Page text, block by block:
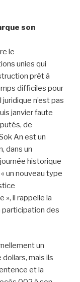
son
le
unies qui
prêt à
difficiles pour
n’est pas
janvier faute
de
An est un
dans un
historique
un nouveau type
», il rappelle la
participation des
un
mais ils
et la